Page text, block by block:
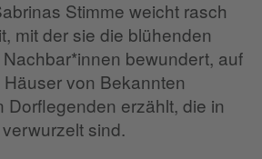
Stimme weicht rasch
mit der sie die blühenden
bewundert, auf
von Bekannten
Dorflegenden erzählt, die in
sind.